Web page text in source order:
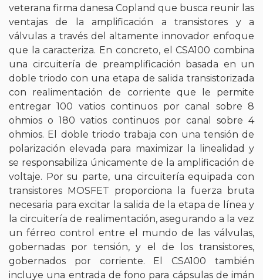
veterana firma danesa Copland que busca reunir las
ventajas de la amplificación a transistores y a
válvulas a través del altamente innovador enfoque
que la caracteriza. En concreto, el CSA100 combina
una circuitería de preamplificación basada en un
doble triodo con una etapa de salida transistorizada
con realimentación de corriente que le permite
entregar 100 vatios continuos por canal sobre 8
ohmios o 180 vatios continuos por canal sobre 4
ohmios. El doble triodo trabaja con una tensión de
polarización elevada para maximizar la linealidad y
se responsabiliza únicamente de la amplificación de
voltaje. Por su parte, una circuitería equipada con
transistores MOSFET proporciona la fuerza bruta
necesaria para excitar la salida de la etapa de línea y
la circuitería de realimentación, asegurando a la vez
un férreo control entre el mundo de las válvulas,
gobernadas por tensión, y el de los transistores,
gobernados por corriente. El CSA100 también
incluye una entrada de fono para cápsulas de imán